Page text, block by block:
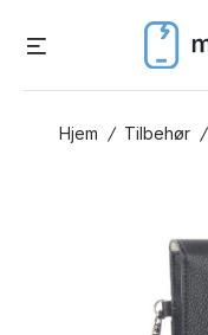
Hjem / Tilbehør /